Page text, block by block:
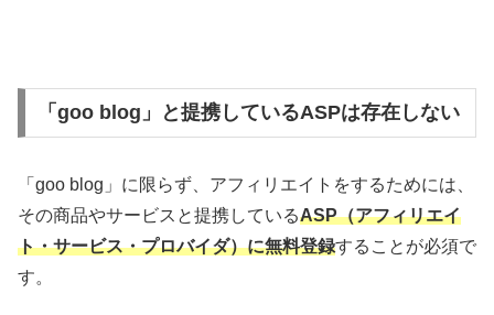
「goo blog」と提携しているASPは存在しない
「goo blog」に限らず、アフィリエイトをするためには、
その商品やサービスと提携しているASP（アフィリエイ
ト・サービス・プロバイダ）に無料登録することが必須で
す。